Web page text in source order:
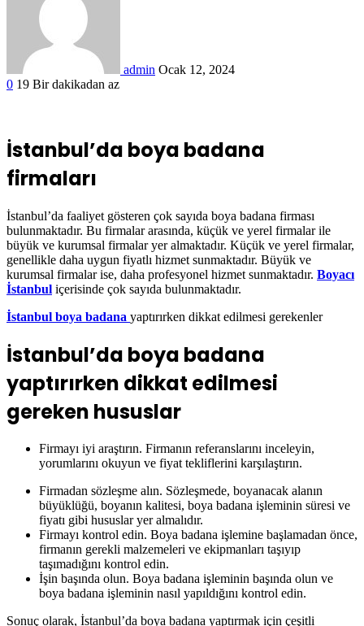
admin Ocak 12, 2024
0 19 Bir dakikadan az
İstanbul’da boya badana
firmaları
İstanbul’da faaliyet gösteren çok sayıda boya badana firması
bulunmaktadır. Bu firmalar arasında, küçük ve yerel firmalar ile
büyük ve kurumsal firmalar yer almaktadır. Küçük ve yerel firmalar,
genellikle daha uygun fiyatlı hizmet sunmaktadır. Büyük ve
kurumsal firmalar ise, daha profesyonel hizmet sunmaktadır. Boyacı
İstanbul içerisinde çok sayıda bulunmaktadır.
İstanbul boya badana yaptırırken dikkat edilmesi gerekenler
İstanbul’da boya badana
yaptırırken dikkat edilmesi
gereken hususlar
Firmayı iyi araştırın. Firmanın referanslarını inceleyin,
yorumlarını okuyun ve fiyat tekliflerini karşılaştırın.
Firmadan sözleşme alın. Sözleşmede, boyanacak alanın
büyüklüğü, boyanın kalitesi, boya badana işleminin süresi ve
fiyatı gibi hususlar yer almalıdır.
Firmayı kontrol edin. Boya badana işlemine başlamadan önce,
firmanın gerekli malzemeleri ve ekipmanları taşıyıp
taşımadığını kontrol edin.
İşin başında olun. Boya badana işleminin başında olun ve
boya badana işleminin nasıl yapıldığını kontrol edin.
Sonuç olarak, İstanbul’da boya badana yaptırmak için çeşitli